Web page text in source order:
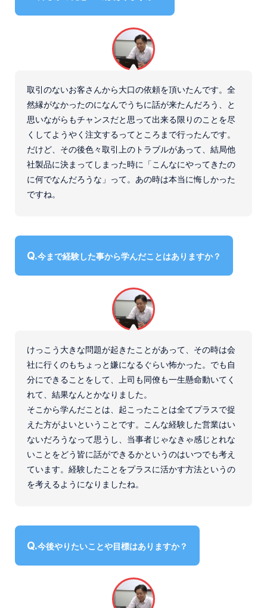
取引のないお客さんから大口の依頼を頂いたんです。全
然縁がなかったのになんでうちに話が来たんだろう、と
思いながらもチャンスだと思って出来る限りのことを尽
くしてようやく注文するってところまで行ったんです。
だけど、その後色々取引上のトラブルがあって、結局他
社製品に決まってしまった時に「こんなにやってきたの
に何でなんだろうな」って。あの時は本当に悔しかった
ですね。
今まで経験した事から学んだことはありますか？
けっこう大きな問題が起きたことがあって、その時は会
社に行くのもちょっと嫌になるぐらい怖かった。でも自
分にできることをして、上司も同僚も一生懸命動いてく
れて、結果なんとかなりました。
そこから学んだことは、起こったことは全てプラスで捉
えた方がよいということです。こんな経験した営業はい
ないだろうなって思うし、当事者じゃなきゃ感じとれな
いことをどう皆に話ができるかというのはいつでも考え
ています。経験したことをプラスに活かす方法というの
を考えるようになりましたね。
今後やりたいことや目標はありますか？